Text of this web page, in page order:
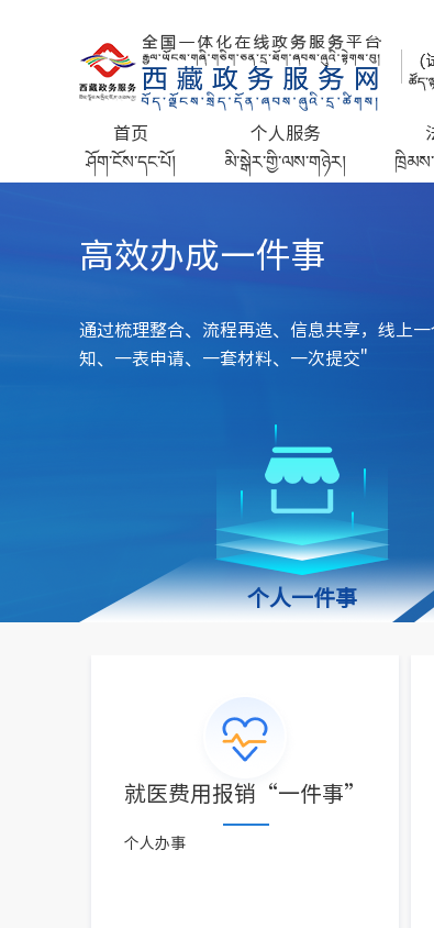
ཤོག་ངོས་དང་པོ།
首页
མི་སྒེར་གྱི་ལས་གཉེར།
个人服务
高效办成一件事
通过梳理整合、流程再造、信息共享，线上
知、一表申请、一套材料、一次提交"
个人一件事
就医费用报销“一件事”
个人办事